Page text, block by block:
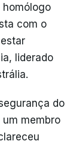
homólogo
com o
liderado
do
membro